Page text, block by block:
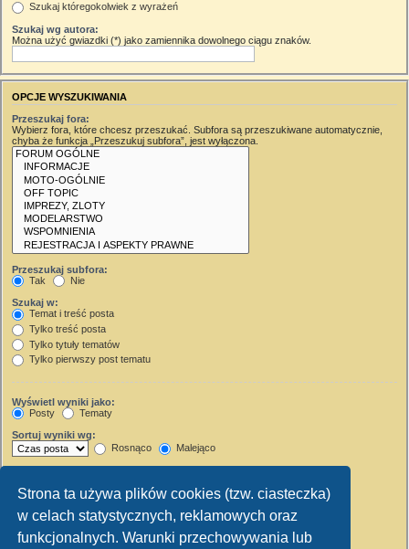
Strona ta używa plików cookies (tzw. ciasteczka)
w celach statystycznych, reklamowych oraz
funkcjonalnych. Warunki przechowywania lub
Szukaj któregokolwiek z wyrażeń
Szukaj wg autora:
Można użyć gwiazdki (*) jako zamiennika dowolnego ciągu znaków.
OPCJE WYSZUKIWANIA
Przeszukaj fora:
Wybierz fora, które chcesz przeszukać. Subfora są przeszukiwane automatycznie,
chyba że funkcja „Przeszukuj subfora”, jest wyłączona.
Przeszukaj subfora:
Tak
Nie
Szukaj w:
Temat i treść posta
Tylko treść posta
Tylko tytuły tematów
Tylko pierwszy post tematu
Wyświetl wyniki jako:
Posty
Tematy
Sortuj wyniki wg:
Rosnąco
Malejąco
Wyświetl pierwsze:
Ustaw 0, aby wyświetlić cały post.
znaków w poście